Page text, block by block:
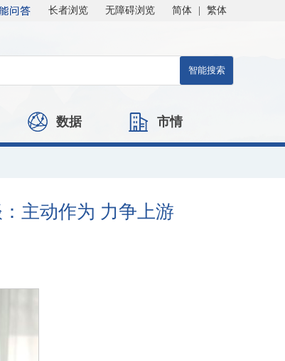
长者浏览 无障碍浏览 简体 繁体
数据 市情
主动作为 力争上游